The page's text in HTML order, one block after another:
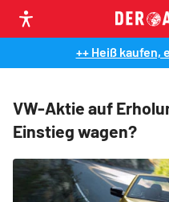
++ Heiß kaufen,
VW-Aktie auf
Einstieg wagen?